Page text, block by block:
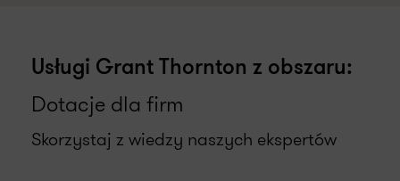
Usługi Grant Thornton z obszaru:
Dotacje dla firm
Skorzystaj z wiedzy naszych ekspertów